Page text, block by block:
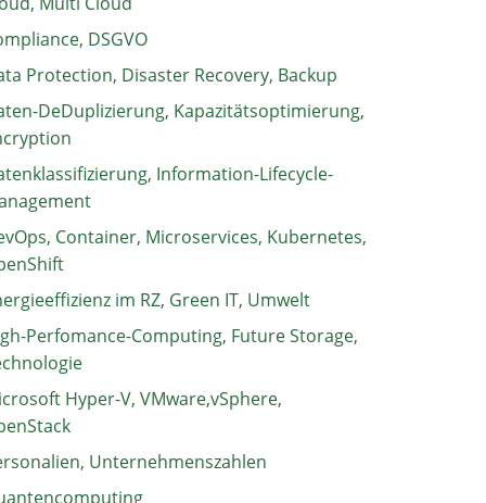
DSGVO
Protection, Disaster Recovery, Backup
DeDuplizierung, Kapazitätsoptimierung,
Information-Lifecycle-
Container, Microservices, Kubernetes,
im RZ, Green IT, Umwelt
Perfomance-Computing, Future Storage,
Hyper-V, VMware,vSphere,
Unternehmenszahlen